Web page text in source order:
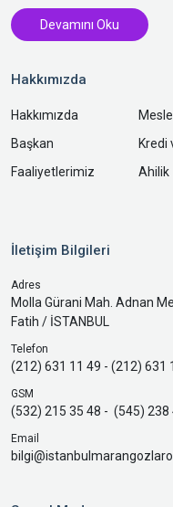
Devamını Oku
Hakkımızda
Hakkımızda
Başkan
Faaliyetlerimiz
Kredi
Ahilik
İletişim Bilgileri
Adres
Molla Gürani Mah. Adnan
Fatih / İSTANBUL
Telefon
(212) 631 11 49 - (212) 631
GSM
(532) 215 35 48 - (545) 238
Email